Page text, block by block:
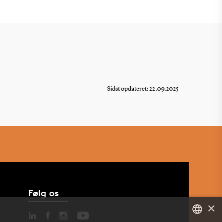
Sidst opdateret: 22.09.2025
Følg os
×